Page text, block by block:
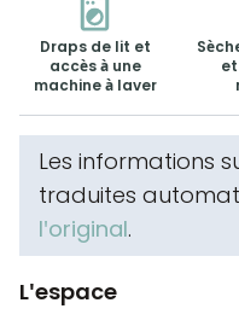
Draps de lit et
accès à une
machine à laver
Les informations
traduites
l'original.
L'espace